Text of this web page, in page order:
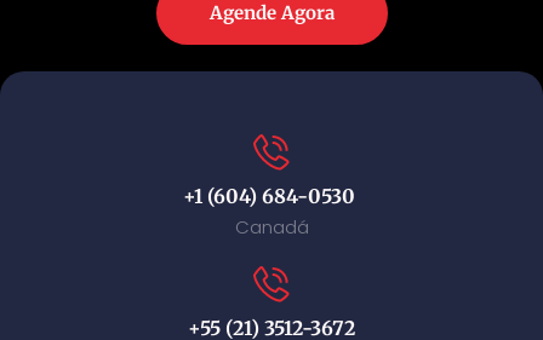
Agende Agora
+1 (604) 684-0530
Canadá
+55 (21) 3512-3672